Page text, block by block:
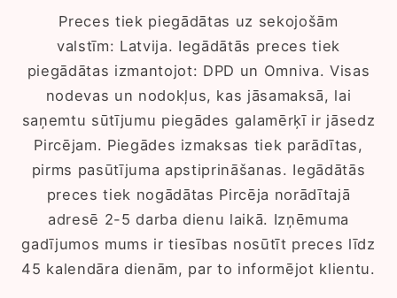
Preces tiek piegādātas uz sekojošām
valstīm: Latvija. Iegādātās preces tiek
piegādātas izmantojot: DPD un Omniva. Visas
nodevas un nodokļus, kas jāsamaksā, lai
saņemtu sūtījumu piegādes galamērķī ir jāsedz
Pircējam. Piegādes izmaksas tiek parādītas,
pirms pasūtījuma apstiprināšanas. Iegādātās
preces tiek nogādātas Pircēja norādītajā
adresē 2-5 darba dienu laikā. Izņēmuma
gadījumos mums ir tiesības nosūtīt preces līdz
45 kalendāra dienām, par to informējot klientu.